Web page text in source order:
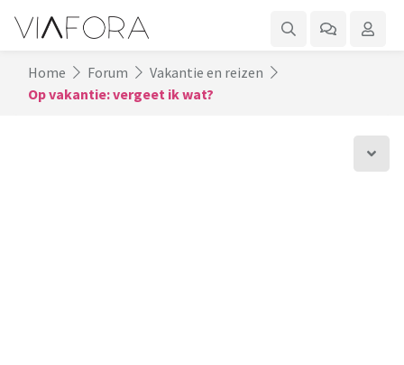
Home Forum
Vakantie en reizen
Op vakantie: vergeet ik wat?